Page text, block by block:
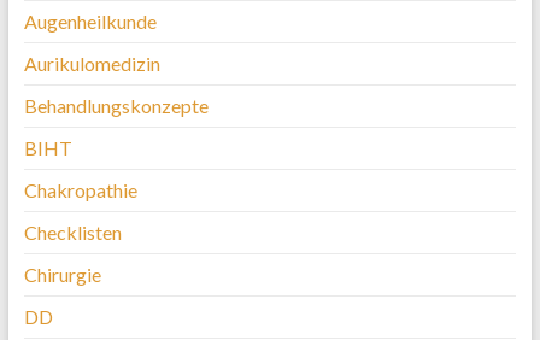
Augenheilkunde
Aurikulomedizin
Behandlungskonzepte
BIHT
Chakropathie
Checklisten
Chirurgie
DD